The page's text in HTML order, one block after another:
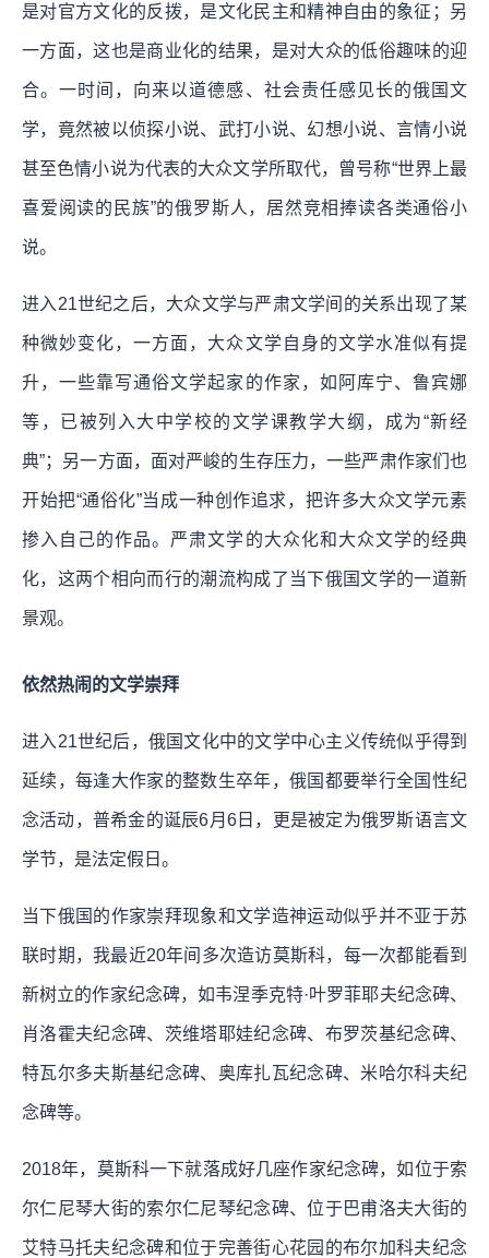
是对官方文化的反拨，是文化民主和精神自由的象征；另
一方面，这也是商业化的结果，是对大众的低俗趣味的迎
合。一时间，向来以道德感、社会责任感见长的俄国文
学，竟然被以侦探小说、武打小说、幻想小说、言情小说
甚至色情小说为代表的大众文学所取代，曾号称“世界上最
喜爱阅读的民族”的俄罗斯人，居然竞相捧读各类通俗小
说。
进入21世纪之后，大众文学与严肃文学间的关系出现了某
种微妙变化，一方面，大众文学自身的文学水准似有提
升，一些靠写通俗文学起家的作家，如阿库宁、鲁宾娜
等，已被列入大中学校的文学课教学大纲，成为“新经
典”；另一方面，面对严峻的生存压力，一些严肃作家们也
开始把“通俗化”当成一种创作追求，把许多大众文学元素
掺入自己的作品。严肃文学的大众化和大众文学的经典
化，这两个相向而行的潮流构成了当下俄国文学的一道新
景观。
依然热闹的文学崇拜
进入21世纪后，俄国文化中的文学中心主义传统似乎得到
延续，每逢大作家的整数生卒年，俄国都要举行全国性纪
念活动，普希金的诞辰6月6日，更是被定为俄罗斯语言文
学节，是法定假日。
当下俄国的作家崇拜现象和文学造神运动似乎并不亚于苏
联时期，我最近20年间多次造访莫斯科，每一次都能看到
新树立的作家纪念碑，如韦涅季克特·叶罗菲耶夫纪念碑、
肖洛霍夫纪念碑、茨维塔耶娃纪念碑、布罗茨基纪念碑、
特瓦尔多夫斯基纪念碑、奥库扎瓦纪念碑、米哈尔科夫纪
念碑等。
2018年，莫斯科一下就落成好几座作家纪念碑，如位于索
尔仁尼琴大街的索尔仁尼琴纪念碑、位于巴甫洛夫大街的
艾特马托夫纪念碑和位于完善街心花园的布尔加科夫纪念